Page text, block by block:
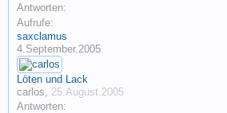
Antworten:
Aufrufe:
saxclamus
4.September.2005
Löten und Lack
carlos, 25.August.2005
Antworten: